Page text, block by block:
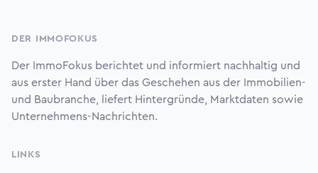
DER IMMOFOKUS
Der ImmoFokus berichtet und informiert nachhaltig und
aus erster Hand über das Geschehen aus der Immobilien-
und Baubranche, liefert Hintergründe, Marktdaten sowie
Unternehmens-Nachrichten.
LINKS